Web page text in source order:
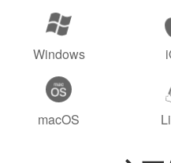
Windows
macOS